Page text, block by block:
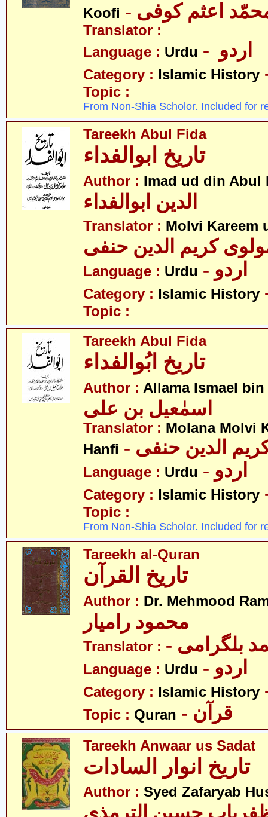
Koofi
Translator :
Language : Urdu
Category : Islamic History
Topic :
From Non-Shia Scholor. Included for
Tareekh Abul Fida
تاریخ ابوالفداء
Author : Imad ud din Abul
الدین ابوالفداء
Translator : Molvi Kareem
کریم الدین حنفی
Language : Urdu - اردو
Category : Islamic History
Topic :
Tareekh Abul Fida
تاریخ ابُوالفداء
Author : Allama Ismael
اسمٰعیل بن علی
Translator : Molana Molvi
Hanfi
کریم الدین حنفی
Language : Urdu - اردو
Category : Islamic History
Topic :
From Non-Shia Scholor. Included for
Tareekh al-Quran
تاریخ القرآن
Author : Dr. Mehmood
محمود رامیار
Translator : بلگرامی
Language : Urdu - اردو
Category : Islamic History
Topic : Quran - قرآن
Tareekh Anwaar us Sadat
تاریخ انوار السادات
Author : Syed Zafaryab